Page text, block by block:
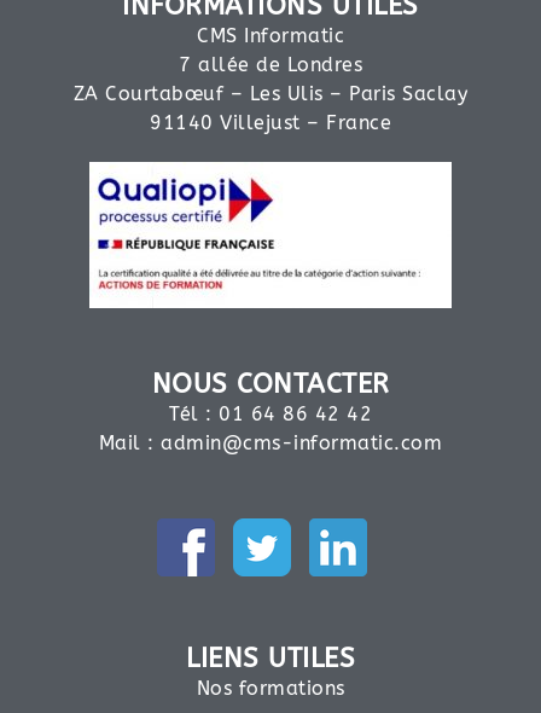
CMS Informatic
7 allée de Londres
ZA Courtabœuf – Les Ulis – Paris Saclay
91140 Villejust – France
NOUS CONTACTER
Tél : 01 64 86 42 42
Mail :admin@cms-informatic.com
LIENS UTILES
Nos formations